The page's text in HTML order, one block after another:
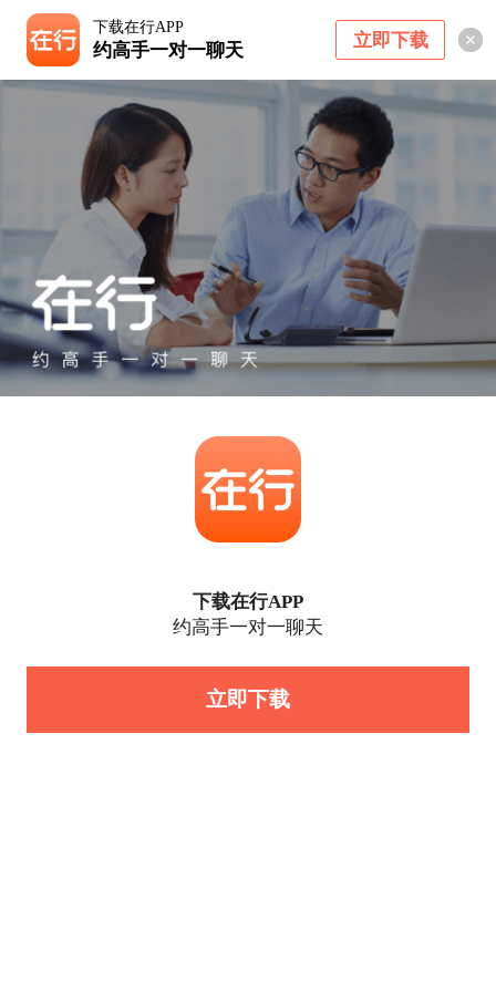
下载在行APP
约高手一对一聊天 立即下载
下载在行APP
约高手一对一聊天
立即下载